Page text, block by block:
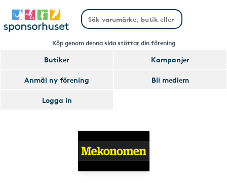
Köp genom denna sida stöttar din förening
Butiker
Kampanjer
Anmäl ny förening
Bli medlem
Logga in